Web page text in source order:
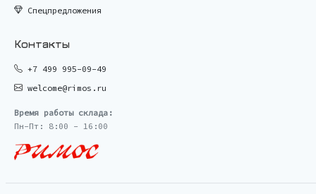
Спецпредложения
Контакты
+7 499 995-09-49
welcome@rimos.ru
Время работы склада:
Пн-Пт: 8:00 - 16:00